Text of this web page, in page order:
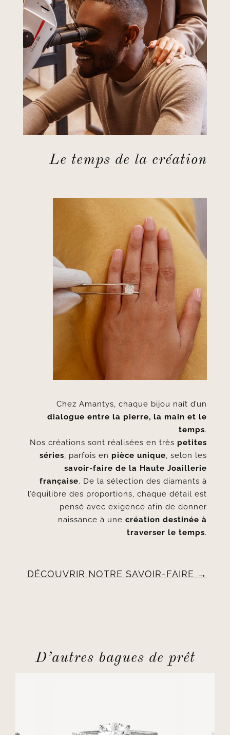
Le temps de la création
Chez Amantys, chaque bijou naît d’un
dialogue entre la pierre, la main et le
temps.
Nos créations sont réalisées en très petites
séries, parfois en pièce unique, selon les
savoir-faire de la Haute Joaillerie
française. De la sélection des diamants à
l’équilibre des proportions, chaque détail est
pensé avec exigence afin de donner
naissance à unecréation destinée à
traverser le temps.
DÉCOUVRIR NOTRE SAVOIR-FAIRE
D’autres bagues de prêt